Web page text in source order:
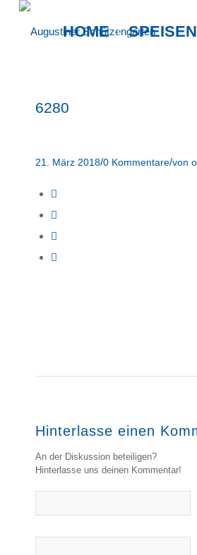
HOME
6280
21. März 2018/0 Kommentare/von
Hinterlasse einen
An der Diskussion beteiligen?
Hinterlasse uns deinen Kommentar!